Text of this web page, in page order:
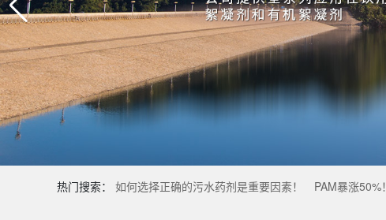
热门搜索： 如何选择正确的污水药剂是重要因素！ PAM暴涨50%！